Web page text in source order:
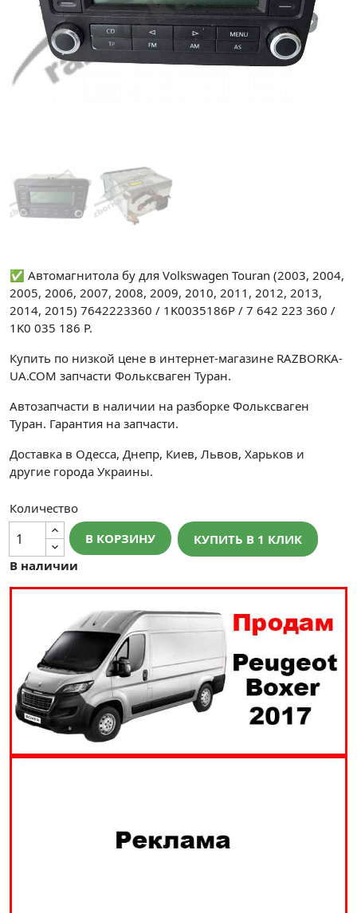
✅ Автомагнитола бу для Volkswagen Touran (2003, 2004,
2005, 2006, 2007, 2008, 2009, 2010, 2011, 2012, 2013,
2014, 2015) 7642223360 / 1K0035186P / 7 642 223 360 /
1K0 035 186 P.
Купить по низкой цене в интернет-магазине RAZBORKA-
UA.COM запчасти Фольксваген Туран.
Автозапчасти в наличии на разборке Фольксваген
Туран. Гарантия на запчасти.
Доставка в Одесса, Днепр, Киев, Львов, Харьков и
другие города Украины.
Количество
В КОРЗИНУ
КУПИТЬ В 1 КЛИК
В наличии